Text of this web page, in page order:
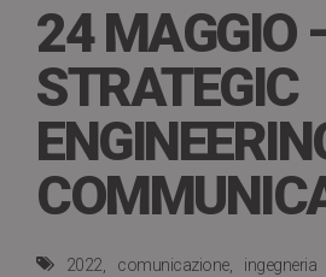
24 MAGGIO
STRATEGIC
2022 comunicazione ingegneria